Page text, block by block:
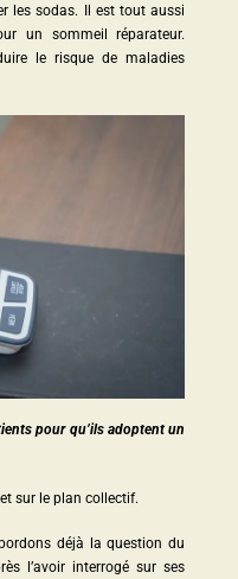
les sodas. Il est tout aussi
un sommeil réparateur.
le risque de maladies
pour qu’ils adoptent un
sur le plan collectif.
déjà la question du
l’avoir interrogé sur ses